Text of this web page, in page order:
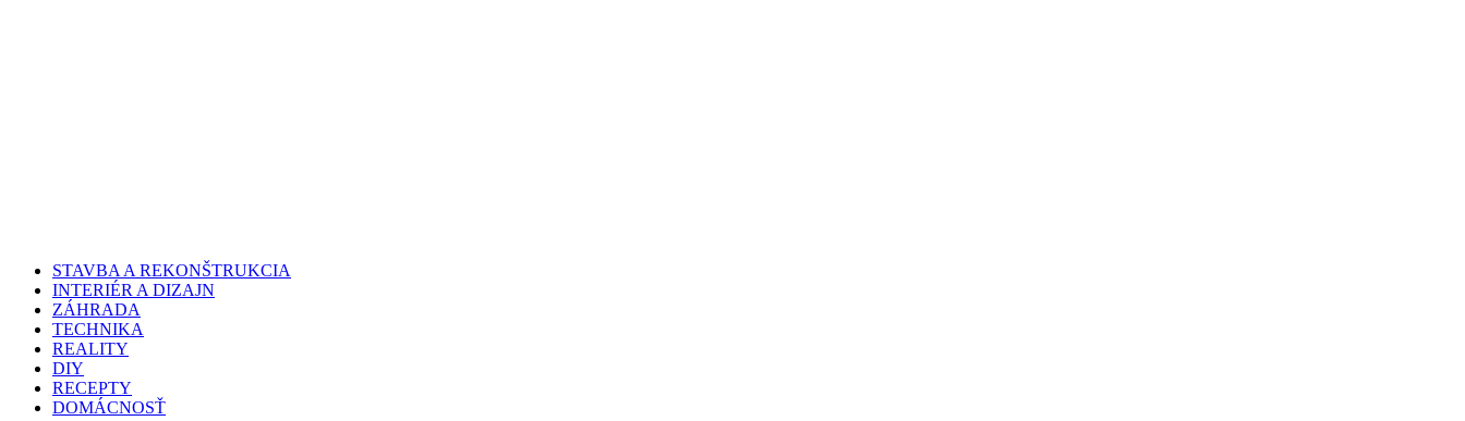
STAVBA A REKONŠTRUKCIA
INTERIÉR A DIZAJN
ZÁHRADA
TECHNIKA
REALITY
DIY
RECEPTY
DOMÁCNOSŤ